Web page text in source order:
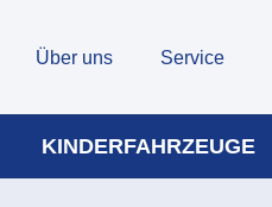
Über uns Service
KINDERFAHRZEUGE